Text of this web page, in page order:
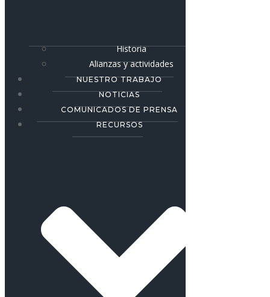
Historia
Alianzas y actividades
NUESTRO TRABAJO
NOTICIAS
COMUNICADOS DE PRENSA
RECURSOS